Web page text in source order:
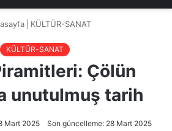
KÜLTÜR-SANAT
KÜLTÜR-SANAT
Çölün
unutulmuş tarih
Mart 2025 Son güncelleme: 28 Mart 2025